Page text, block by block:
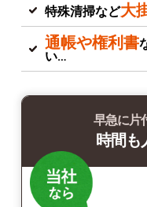
特殊清掃など大
通帳や権利書
い…
早急に片
時間も